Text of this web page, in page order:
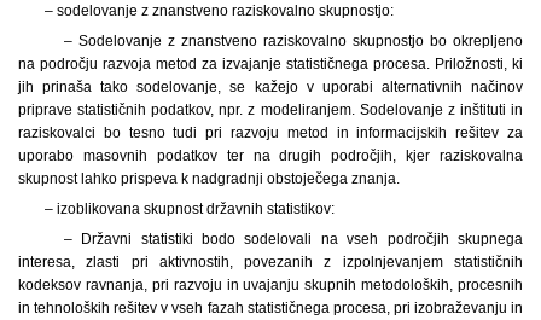
– sodelovanje z znanstveno raziskovalno skupnostjo:
– Sodelovanje z znanstveno raziskovalno skupnostjo bo okrepljeno
na področju razvoja metod za izvajanje statističnega procesa. Priložnosti, ki
jih prinaša tako sodelovanje, se kažejo v uporabi alternativnih načinov
priprave statističnih podatkov, npr. z modeliranjem. Sodelovanje z inštituti in
raziskovalci bo tesno tudi pri razvoju metod in informacijskih rešitev za
uporabo masovnih podatkov ter na drugih področjih, kjer raziskovalna
skupnost lahko prispeva k nadgradnji obstoječega znanja.
– izoblikovana skupnost državnih statistikov:
– Državni statistiki bodo sodelovali na vseh področjih skupnega
interesa, zlasti pri aktivnostih, povezanih z izpolnjevanjem statističnih
kodeksov ravnanja, pri razvoju in uvajanju skupnih metodoloških, procesnih
in tehnoloških rešitev v vseh fazah statističnega procesa, pri izobraževanju in